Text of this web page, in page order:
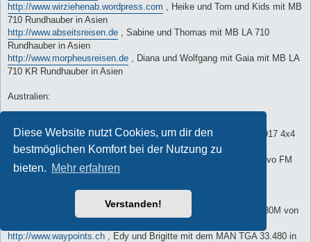
Diese Website nutzt Cookies, um dir den
bestmöglichen Komfort bei der Nutzung zu
bieten. Mehr erfahren
Verstanden!
http://www.wirziehenab.wordpress.com , Heike und Tom und Kids mit MB
710 Rundhauber in Asien
http://www.abseitsreisen.de , Sabine und Thomas mit MB LA 710
Rundhauber in Asien
http://www.morpheusreisen.de , Diana und Wolfgang mit Gaia mit MB LA
710 KR Rundhauber in Asien
Australien:
http://www.grisu-on-tour.ch , Reise durch USA / Mexiko mit MB 917 4x4
von Dominque & Evelyne
, Rita und Rudi mit dem Volvo FM
300 in Nordamerika
http://www.gerhardgreti.at , Reise durch Südamerika mit Steyr 680M von
http://www.waypoints.ch , Edy und Brigitte mit dem MAN TGA 33.480 in